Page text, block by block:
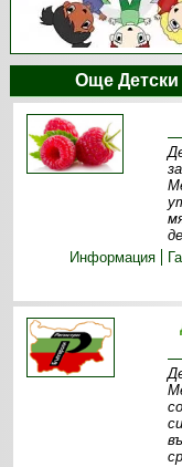
Още
Информация